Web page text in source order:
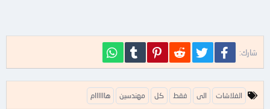
شارك: فيسبوك تويتر Reddit
Pinterest
Tumblr
ا
ل
الفلاشات الى فقط كل مهندسين هاااااام